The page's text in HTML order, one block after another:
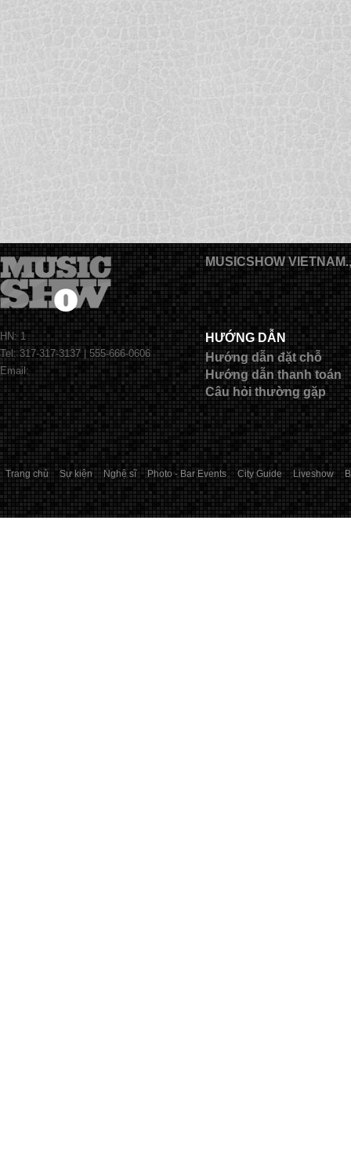
HN: 1
Tel: 317-317-3137 | 555-666-0606
Email:
MUSICSHOW VIETNAM.,
HƯỚNG DẪN
Hướng dẫn đặt chỗ
Hướng dẫn thanh toán
Câu hỏi thường gặp
Trang chủ Sự kiện Nghệ sĩ Photo - Bar Events City Guide Liveshow